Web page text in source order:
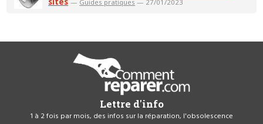
— Guides pratiques — 27/01/2023
Lettre d'info
1 à 2 fois par mois, des infos sur la réparation, l'obsolescence